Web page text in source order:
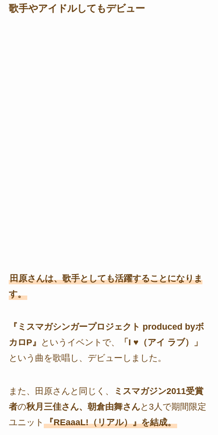
歌手やアイドルしてもデビュー
田原さんは、歌手としても活躍することになりま
す。
『ミスマガシンガープロジェクト produced byボ
カロP』
というイベントで、
「I ♥（アイ ラブ）」
という曲を歌唱し、デビューしました。
また、田原さんと同じく、
ミスマガジン2011受賞
者の秋月三佳さん、朝倉由舞さんと3人で期間限定
ユニット 『REaaaL!（リアル）』を結成。